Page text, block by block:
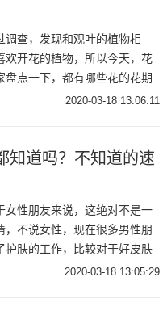
调查，发现和观叶的植物相
欢开花的植物，所以今天，花
盘点一下，都有哪些花的花期
个适宜的环境，甚至一年连开
2020-03-18 13:06:11
知道吗？不知道的速
女性朋友来说，这绝对不是一
，不说女性，现在很多男性朋
护肤的工作，比较对于好皮肤
男女都想要。而护肤的时候，
2020-03-18 13:05:29